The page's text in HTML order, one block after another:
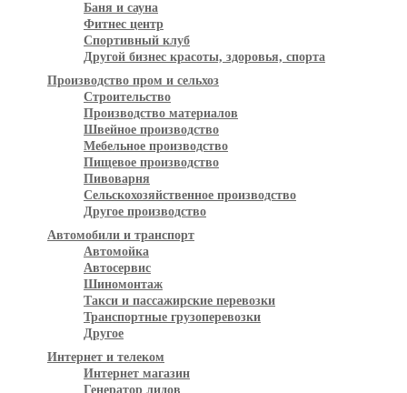
Баня и сауна
Фитнес центр
Спортивный клуб
Другой бизнес красоты, здоровья, спорта
Производство пром и сельхоз
Строительство
Производство материалов
Швейное производство
Мебельное производство
Пищевое производство
Пивоварня
Сельскохозяйственное производство
Другое производство
Автомобили и транспорт
Автомойка
Автосервис
Шиномонтаж
Такси и пассажирские перевозки
Транспортные грузоперевозки
Другое
Интернет и телеком
Интернет магазин
Генератор лидов